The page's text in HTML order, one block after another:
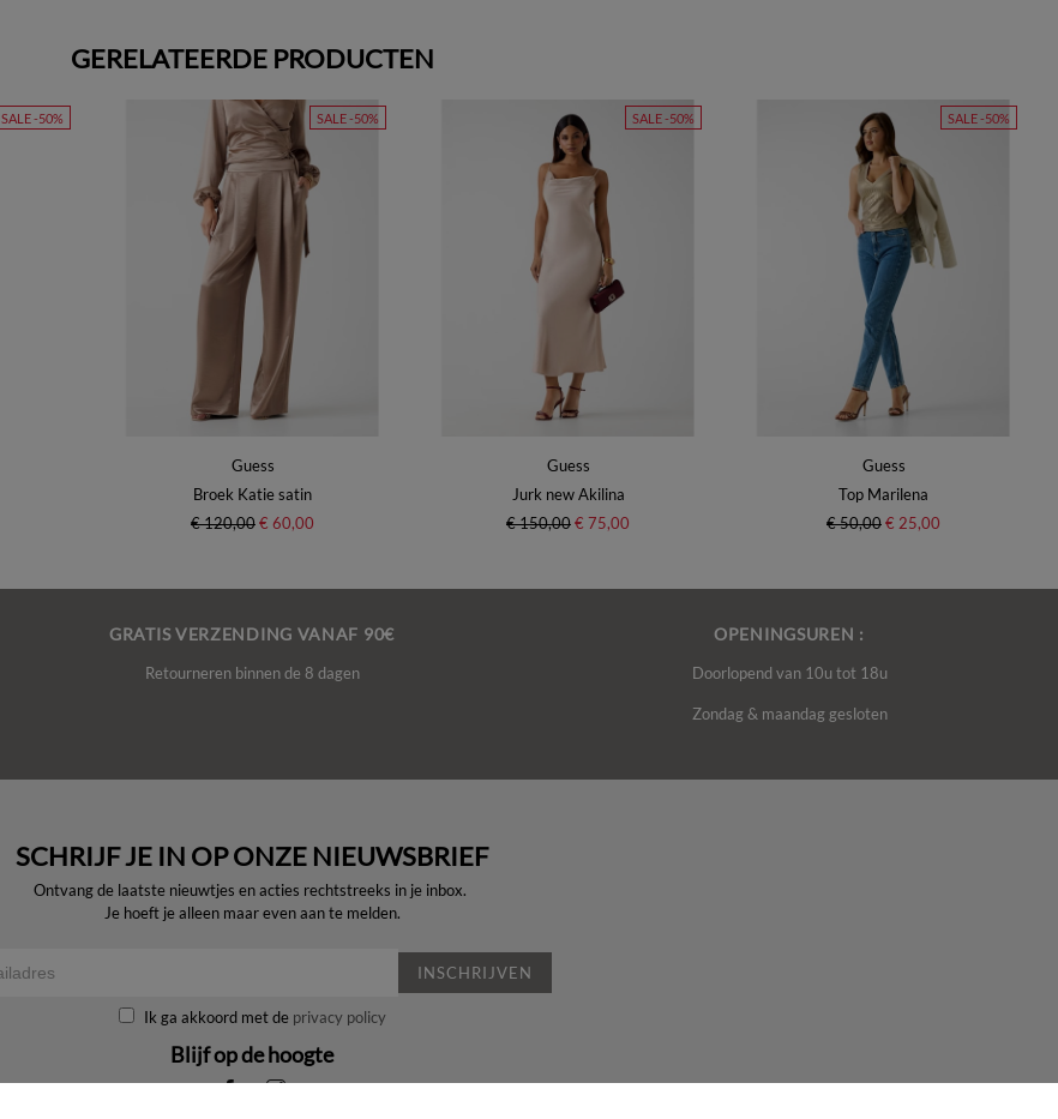
GERELATEERDE PRODUCTEN
SALE -50% SALE -50%
Guess
Broek Katie satin
€ 120,00€ 60,00
SALE -50%
Guess
Jurk new Akilina
€ 150,00€ 75,00
SALE -50%
Guess
Top Marilena
€ 50,00€ 25,00
GRATIS VERZENDING VANAF 90€
Retourneren binnen de 8 dagen
OPENINGSUREN :
Doorlopend van 10u tot 18u
Zondag & maandag gesloten
SCHRIJF JE IN OP ONZE NIEUWSBRIEF
Ontvang de laatste nieuwtjes en acties rechtstreeks in je inbox.
Je hoeft je alleen maar even aan te melden.
INSCHRIJVEN
Ik ga akkoord met de privacy policy
Blijf op de hoogte